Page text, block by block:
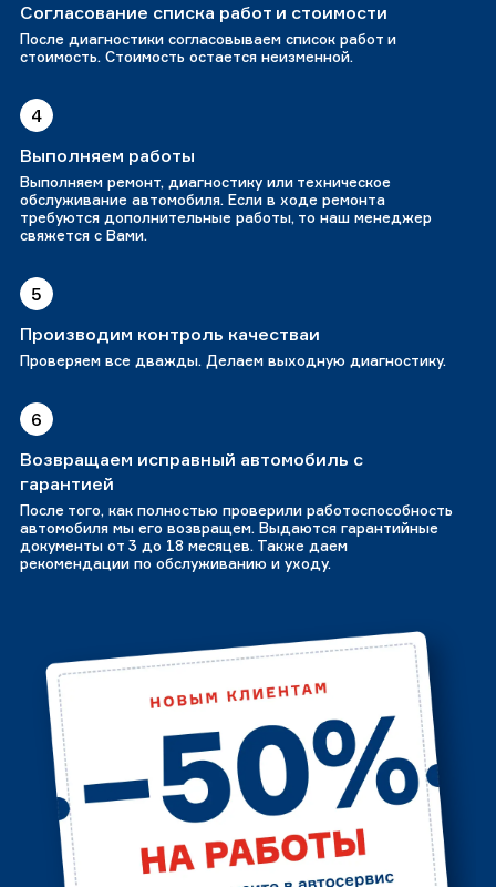
Согласование списка работ и стоимости
После диагностики согласовываем список работ и
стоимость. Стоимость остается неизменной.
4
Выполняем работы
Выполняем ремонт, диагностику или техническое
обслуживание автомобиля. Если в ходе ремонта
требуются дополнительные работы, то наш менеджер
свяжется с Вами.
5
Производим контроль качестваи
Проверяем все дважды. Делаем выходную диагностику.
6
Возвращаем исправный автомобиль с
гарантией
После того, как полностью проверили работоспособность
автомобиля мы его возвращем. Выдаются гарантийные
документы от 3 до 18 месяцев. Также даем
рекомендации по обслуживанию и уходу.